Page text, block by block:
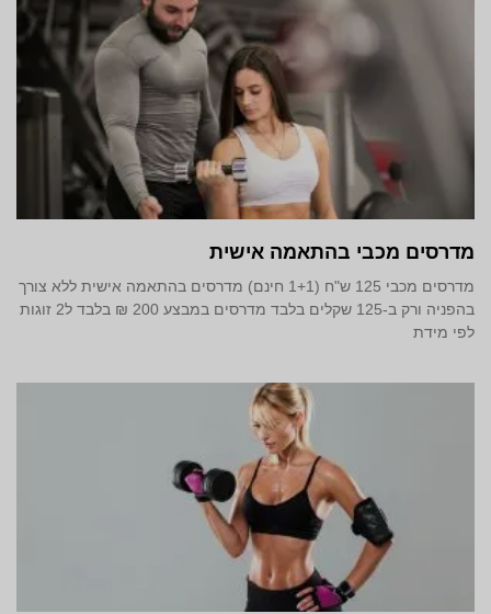
מדרסים מכבי בהתאמה אישית
מדרסים מכבי 125 ש"ח (1+1 חינם) מדרסים בהתאמה אישית ללא צורך
בהפניה ורק ב-125 שקלים בלבד מדרסים במבצע 200 ₪ בלבד ל2 זוגות
לפי מידת